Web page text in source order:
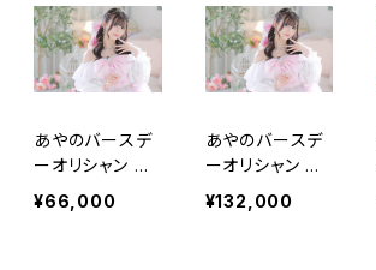
あやのバースデ
ーオリシャン モ
エシャンドン ア
イスロゼ
¥66,000
あやのバースデ
ーオリシャン ベ
ルエポックフロ
レサンス
¥132,000